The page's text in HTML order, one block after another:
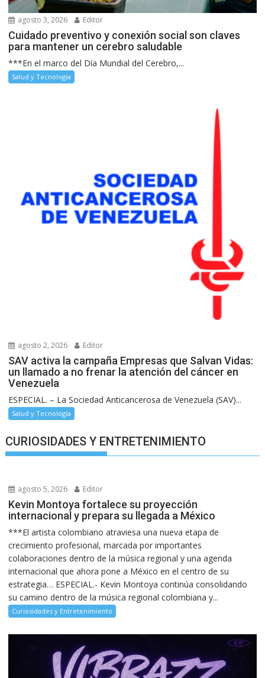
agosto 3, 2026 Editor
Cuidado preventivo y conexión social son claves
para mantener un cerebro saludable
***En el marco del Día Mundial del Cerebro,...
Salud y Tecnología
agosto 2, 2026 Editor
SAV activa la campaña Empresas que Salvan Vidas:
un llamado a no frenar la atención del cáncer en
Venezuela
ESPECIAL. – La Sociedad Anticancerosa de Venezuela (SAV)...
Salud y Tecnología
CURIOSIDADES Y ENTRETENIMIENTO
agosto 5, 2026 Editor
Kevin Montoya fortalece su proyección
internacional y prepara su llegada a México
***El artista colombiano atraviesa una nueva etapa de
crecimiento profesional, marcada por importantes
colaboraciones dentro de la música regional y una agenda
internacional que ahora pone a México en el centro de su
estrategia… ESPECIAL.- Kevin Montoya continúa consolidando
su camino dentro de la música regional colombiana y...
Curiosidades y Entretenimiento